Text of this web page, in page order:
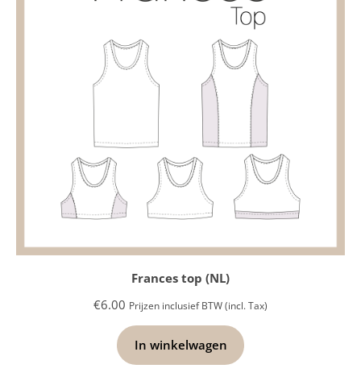
Frances top (NL)
€6.00 Prijzen inclusief BTW (incl. Tax)
In winkelwagen